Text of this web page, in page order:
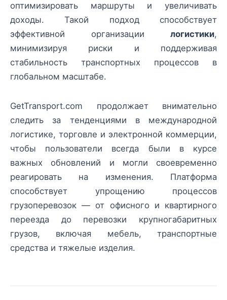
оптимизировать маршруты и увеличивать
доходы. Такой подход способствует
эффективной организации логистики,
минимизируя риски и поддерживая
стабильность транспортных процессов в
глобальном масштабе.
GetTransport.com продолжает внимательно
следить за тенденциями в международной
логистике, торговле и электронной коммерции,
чтобы пользователи всегда были в курсе
важных обновлений и могли своевременно
реагировать на изменения. Платформа
способствует упрощению процессов
грузоперевозок — от офисного и квартирного
переезда до перевозки крупногабаритных
грузов, включая мебель, транспортные
средства и тяжелые изделия.